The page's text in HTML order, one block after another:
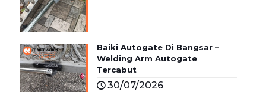
Baiki Autogate Di Bangsar –
Welding Arm Autogate
Tercabut
30/07/2026